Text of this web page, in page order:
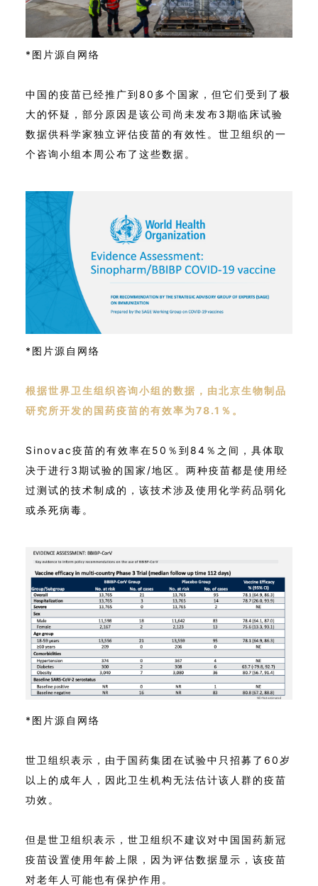
*图片源自网络
中国的疫苗已经推广到80多个国家，但它们受到了极
大的怀疑，部分原因是该公司尚未发布3期临床试验
数据供科学家独立评估疫苗的有效性。世卫组织的一
个咨询小组本周公布了这些数据。
*图片源自网络
根据世界卫生组织咨询小组的数据，由北京生物制品
研究所开发的国药疫苗的有效率为78.1％。
Sinovac疫苗的有效率在50％到84％之间，具体取
决于进行3期试验的国家/地区。两种疫苗都是使用经
过测试的技术制成的，该技术涉及使用化学药品弱化
或杀死病毒。
*图片源自网络
世卫组织表示，由于国药集团在试验中只招募了60岁
以上的成年人，因此卫生机构无法估计该人群的疫苗
功效。
但是世卫组织表示，世卫组织不建议对中国国药新冠
疫苗设置使用年龄上限，因为评估数据显示，该疫苗
对老年人可能也有保护作用。